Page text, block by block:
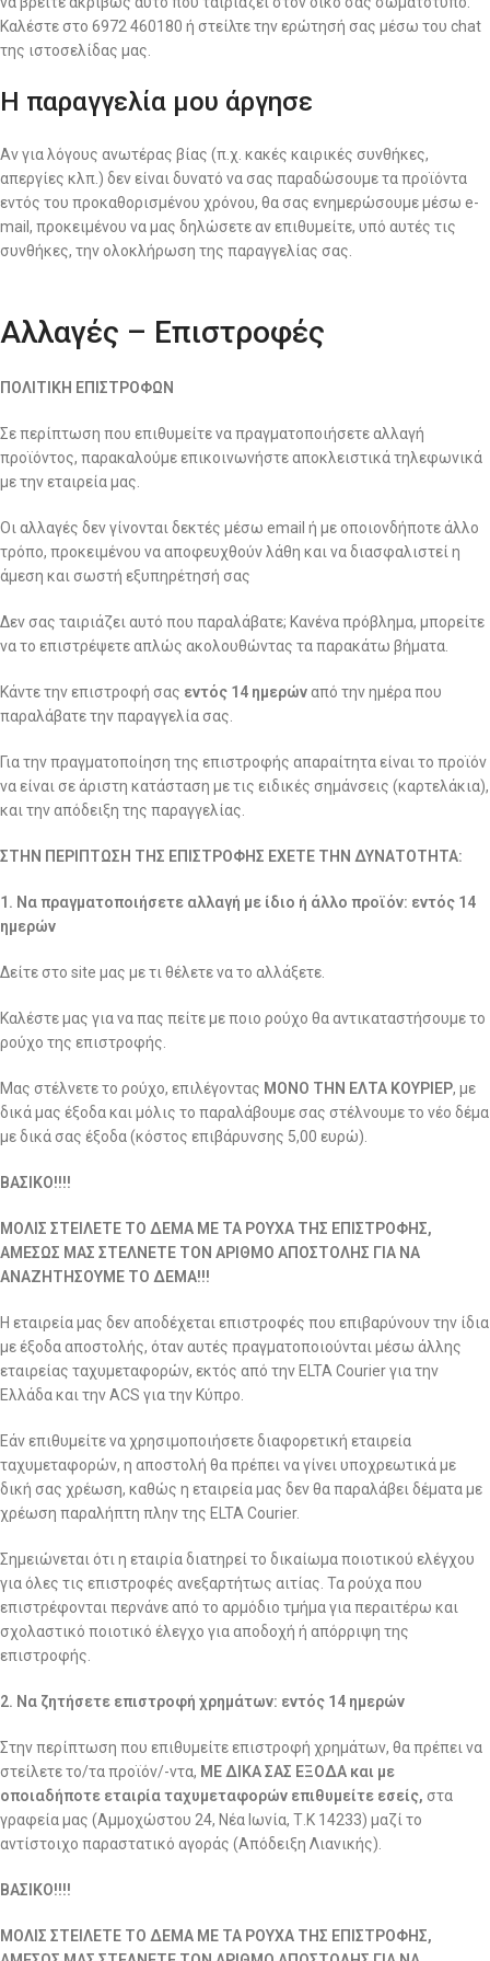
Καλέστε στο 6972 460180 ή στείλτε την ερώτησή σας μέσω του chat
της ιστοσελίδας μας.
Η παραγγελία μου άργησε
Αν για λόγους ανωτέρας βίας (π.χ. κακές καιρικές συνθήκες,
απεργίες κλπ.) δεν είναι δυνατό να σας παραδώσουμε τα προϊόντα
εντός του προκαθορισμένου χρόνου, θα σας ενημερώσουμε μέσω e-
mail, προκειμένου να μας δηλώσετε αν επιθυμείτε, υπό αυτές τις
συνθήκες, την ολοκλήρωση της παραγγελίας σας.
Αλλαγές – Επιστροφές
ΠΟΛΙΤΙΚΗ ΕΠΙΣΤΡΟΦΩΝ
Σε περίπτωση που επιθυμείτε να πραγματοποιήσετε αλλαγή
προϊόντος, παρακαλούμε επικοινωνήστε αποκλειστικά τηλεφωνικά
με την εταιρεία μας.
Οι αλλαγές δεν γίνονται δεκτές μέσω email ή με οποιονδήποτε άλλο
τρόπο, προκειμένου να αποφευχθούν λάθη και να διασφαλιστεί η
άμεση και σωστή εξυπηρέτησή σας
Δεν σας ταιριάζει αυτό που παραλάβατε; Κανένα πρόβλημα, μπορείτε
να το επιστρέψετε απλώς ακολουθώντας τα παρακάτω βήματα.
Κάντε την επιστροφή σας εντός 14 ημερώναπό την ημέρα που
παραλάβατε την παραγγελία σας.
Για την πραγματοποίηση της επιστροφής απαραίτητα είναι το προϊόν
να είναι σε άριστη κατάσταση με τις ειδικές σημάνσεις (καρτελάκια),
και την απόδειξη της παραγγελίας.
ΣΤΗΝ ΠΕΡΙΠΤΩΣΗ ΤΗΣ ΕΠΙΣΤΡΟΦΗΣ ΕΧΕΤΕ ΤΗΝ ΔΥΝΑΤΟΤΗΤΑ:
1. Να πραγματοποιήσετε αλλαγή με ίδιο ή άλλο προϊόν: εντός 14
ημερών
Δείτε στο site μας με τι θέλετε να το αλλάξετε.
Καλέστε μας για να πας πείτε με ποιο ρούχο θα αντικαταστήσουμε το
ρούχο της επιστροφής.
Μας στέλνετε το ρούχο, επιλέγοντας ΜΟΝΟ ΤΗΝ ΕΛΤΑ ΚΟΥΡΙΕΡ, με
δικά μας έξοδα και μόλις το παραλάβουμε σας στέλνουμε το νέο δέμα
με δικά σας έξοδα (κόστος επιβάρυνσης 5,00 ευρώ).
ΒΑΣΙΚΟ!!!!
ΜΟΛΙΣ ΣΤΕΙΛΕΤΕ ΤΟ ΔΕΜΑ ΜΕ ΤΑ ΡΟΥΧΑ ΤΗΣ ΕΠΙΣΤΡΟΦΗΣ,
ΑΜΕΣΩΣ ΜΑΣ ΣΤΕΛΝΕΤΕ ΤΟΝ ΑΡΙΘΜΟ ΑΠΟΣΤΟΛΗΣ ΓΙΑ ΝΑ
ΑΝΑΖΗΤΗΣΟΥΜΕ ΤΟ ΔΕΜΑ!!!
Η εταιρεία μας δεν αποδέχεται επιστροφές που επιβαρύνουν την ίδια
με έξοδα αποστολής, όταν αυτές πραγματοποιούνται μέσω άλλης
εταιρείας ταχυμεταφορών, εκτός από την ELTA Courier για την
Ελλάδα και την ACS για την Κύπρο.
Εάν επιθυμείτε να χρησιμοποιήσετε διαφορετική εταιρεία
ταχυμεταφορών, η αποστολή θα πρέπει να γίνει υποχρεωτικά με
δική σας χρέωση, καθώς η εταιρεία μας δεν θα παραλάβει δέματα με
χρέωση παραλήπτη πλην της ELTA Courier.
Σημειώνεται ότι η εταιρία διατηρεί το δικαίωμα ποιοτικού ελέγχου
για όλες τις επιστροφές ανεξαρτήτως αιτίας. Τα ρούχα που
επιστρέφονται περνάνε από το αρμόδιο τμήμα για περαιτέρω και
σχολαστικό ποιοτικό έλεγχο για αποδοχή ή απόρριψη της
επιστροφής.
2. Να ζητήσετε επιστροφή χρημάτων: εντός 14 ημερών
Στην περίπτωση που επιθυμείτε επιστροφή χρημάτων, θα πρέπει να
στείλετε το/τα προϊόν/-ντα, ΜΕ ΔΙΚΑ ΣΑΣ ΕΞΟΔΑ και με
οποιαδήποτε εταιρία ταχυμεταφορών επιθυμείτε εσείς, στα
γραφεία μας (Αμμοχώστου 24, Νέα Ιωνία, Τ.Κ 14233) μαζί το
αντίστοιχο παραστατικό αγοράς (Απόδειξη Λιανικής).
ΒΑΣΙΚΟ!!!!
ΜΟΛΙΣ ΣΤΕΙΛΕΤΕ ΤΟ ΔΕΜΑ ΜΕ ΤΑ ΡΟΥΧΑ ΤΗΣ ΕΠΙΣΤΡΟΦΗΣ,